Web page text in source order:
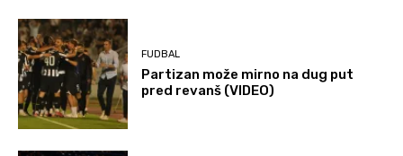
FUDBAL
Partizan može mirno na dug put
pred revanš (VIDEO)